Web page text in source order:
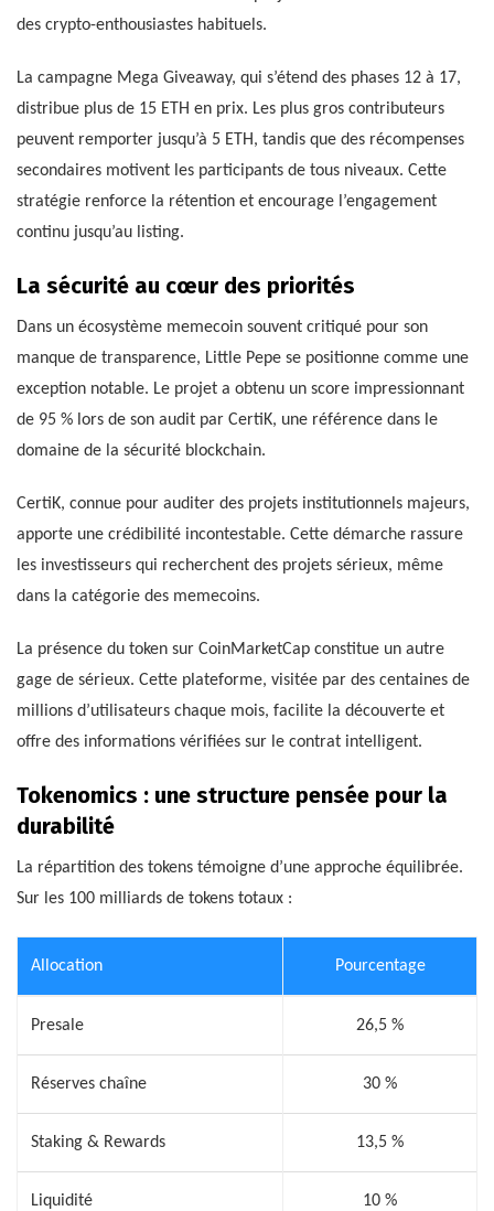
des crypto-enthousiastes habituels.
La campagne Mega Giveaway, qui s’étend des phases 12 à 17,
distribue plus de 15 ETH en prix. Les plus gros contributeurs
peuvent remporter jusqu’à 5 ETH, tandis que des récompenses
secondaires motivent les participants de tous niveaux. Cette
stratégie renforce la rétention et encourage l’engagement
continu jusqu’au listing.
La sécurité au cœur des priorités
Dans un écosystème memecoin souvent critiqué pour son
manque de transparence, Little Pepe se positionne comme une
exception notable. Le projet a obtenu un score impressionnant
de 95 % lors de son audit par CertiK, une référence dans le
domaine de la sécurité blockchain.
CertiK, connue pour auditer des projets institutionnels majeurs,
apporte une crédibilité incontestable. Cette démarche rassure
les investisseurs qui recherchent des projets sérieux, même
dans la catégorie des memecoins.
La présence du token sur CoinMarketCap constitue un autre
gage de sérieux. Cette plateforme, visitée par des centaines de
millions d’utilisateurs chaque mois, facilite la découverte et
offre des informations vérifiées sur le contrat intelligent.
Tokenomics : une structure pensée pour la
durabilité
La répartition des tokens témoigne d’une approche équilibrée.
Sur les 100 milliards de tokens totaux :
Allocation Pourcentage
Presale 26,5 %
Réserves chaîne 30 %
Staking & Rewards 13,5 %
Liquidité 10 %